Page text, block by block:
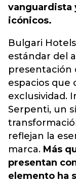
vanguardista
icónicos.
Bulgari
estándar del
presentación
espacios que
exclusividad.
Serpenti, un
reflejan la
marca. Más
presentan
elemento ha